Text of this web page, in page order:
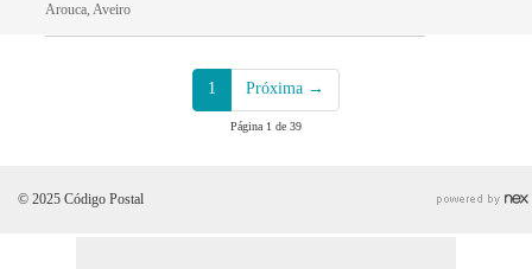
Arouca, Aveiro
1 Próxima →
Página 1 de 39
© 2025 Código Postal